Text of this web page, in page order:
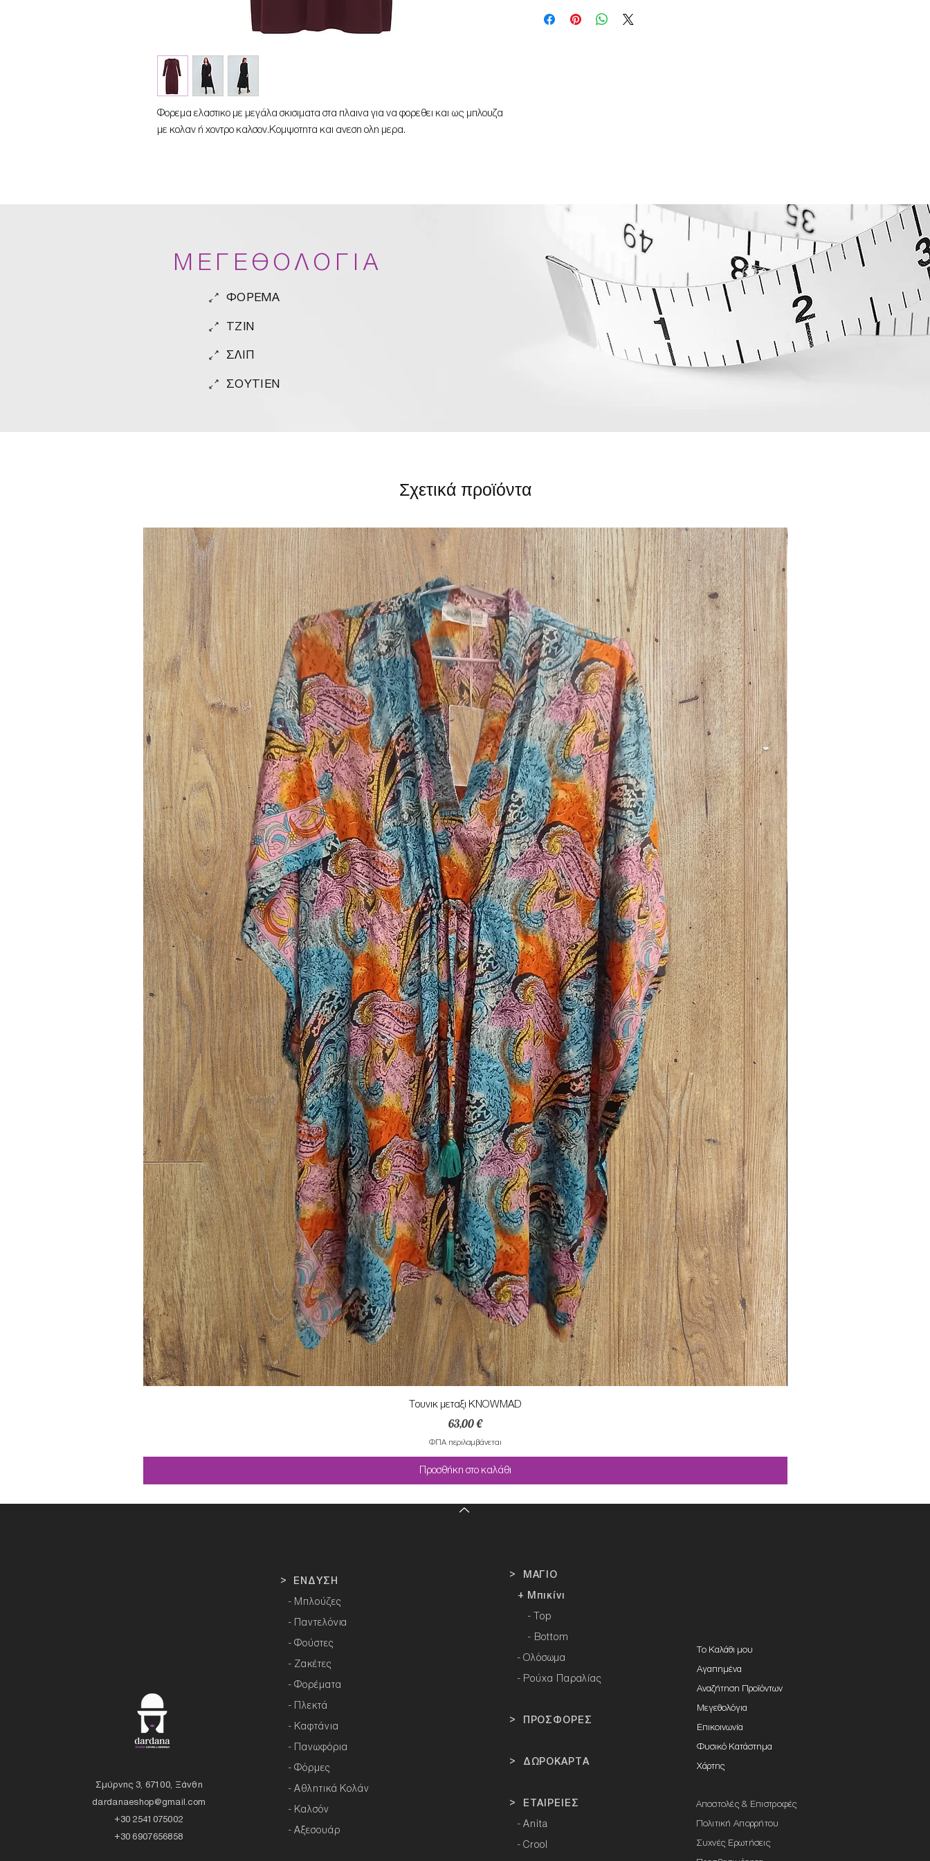
Φορεμα ελαστικο με μεγάλα σκισιματα στα πλαινα για να φορεθει και ως μπλουζα
με κολαν ή χοντρο καλσον.Kομψοτητα και ανεση ολη μερα.
ΜΕΓΕΘΟΛΟΓΙΑ
ΦΟΡΕΜΑ
TZIN
ΣΛΙΠ
ΣΟΥΤΙΕΝ
Σχετικά προϊόντα
Τουνικ μεταξι KNOWMAD
Τιμή
63,00 €
ΦΠΑ περιλαμβάνεται
Προσθήκη στο καλάθι
Σμύρνης 3, 67100, Ξάνθη
dardanaeshop@gmail.com
+30 2541075002
+30 6907656858
> ΕΝΔΥΣΗ
- Μπλούζες
- Παντελόνια
- Φούστες
- Ζακέτες
- Φορέματα
- Πλεκτά
- Καφτάνια
- Πανωφόρια
- Φόρμες
- Αθλητικά Κολάν
- Καλσόν
- Αξεσουάρ
> ΜΑΓΙΟ
+ Μπικίνι
- Top
- Bottom
-Ολόσωμα
- Ρούχα Παραλίας
> ΠΡΟΣΦΟΡΕΣ
> ΔΩΡΟΚΑΡΤΑ
> ΕΤΑΙΡΕΙΕΣ
-Anita
-Crool
Το Καλάθι μου
Αγαπημένα
Αναζήτηση Προϊόντων
Μεγεθολόγια
Επικοινωνία
Φυσικό Κατάστημα
Χάρτης
Αποστολές & Επιστροφές
Πολιτική Απορρήτου
Συχνές Ερωτήσεις